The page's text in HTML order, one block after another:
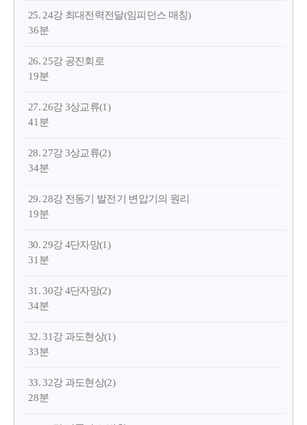
25. 24강 최대전력전달(임피던스 매칭)
36분
26. 25강 공진회로
19분
27. 26강 3상교류(1)
41분
28. 27강 3상교류(2)
34분
29. 28강 전동기 발전기 변압기의 원리
19분
30. 29강 4단자망(1)
31분
31. 30강 4단자망(2)
34분
32. 31강 과도현상(1)
33분
33. 32강 과도현상(2)
28분